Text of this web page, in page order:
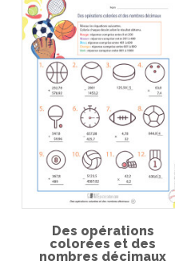
Des opérations
colorées et des
nombres décimaux